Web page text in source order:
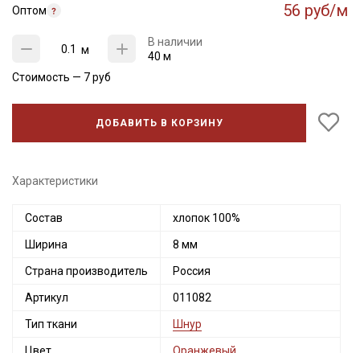
Оптом 56 руб/м
м
В наличии
40 м
Стоимость — 7руб
ДОБАВИТЬ В КОРЗИНУ
Характеристики
Состав хлопок 100%
Ширина 8 мм
Страна производитель Россия
Артикул 011082
Тип ткани Шнур
Секретная рассылка от Купава
промокоды и скидки до 30% на узкие
категории тканей
Электронная почта